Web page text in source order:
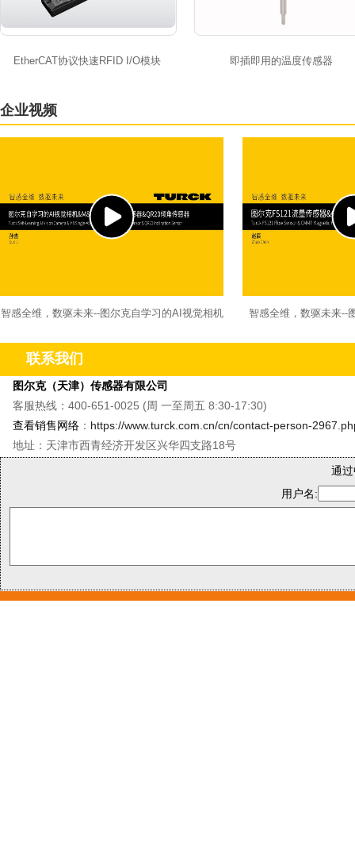
EtherCAT协议快速RFID I/O模块 即插即用的温度传感器
企业视频
智感全维，数驱未来--图尔克自学习的AI视觉相机
智感全维，数驱未来--
联系我们
图尔克（天津）传感器有限公司
客服热线：400-651-0025 (周 一至周五 8:30-17:30)
查看销售网络 ： https://www.turck.com.cn/cn/contact-person-
地址：天津市西青经济开发区兴华四支路18号
通
用户名: